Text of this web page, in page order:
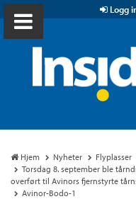
Logg
Hjem Nyheter
Flyplasser
Torsdag 8. september ble
overført til Avinors fjernstyrte
Avinor-Bodo-1